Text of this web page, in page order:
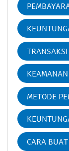
METODE
CARA